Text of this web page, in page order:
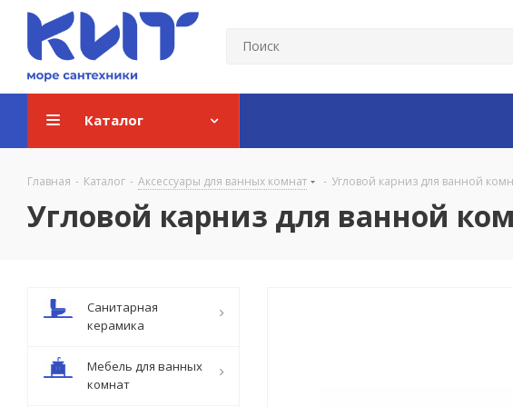
Каталог
Главная - Каталог - Аксессуары для ванных комнат - Угловой карниз для ванной
Угловой карниз для ванной
Санитарная
керамика
Мебель для ванных
комнат